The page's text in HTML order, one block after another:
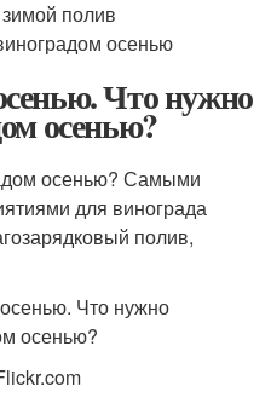
Что нужно
осенью?
осенью? Самыми
для винограда
полив,